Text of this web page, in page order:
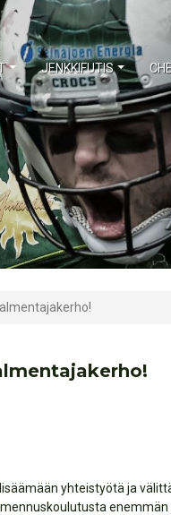
JENKKIFUTIS
yhteistyötä ja